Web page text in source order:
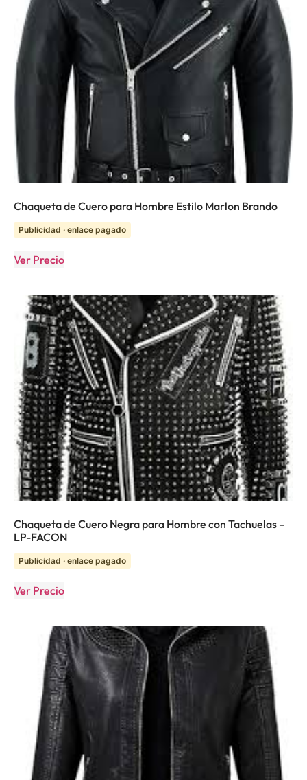
Chaqueta de Cuero para Hombre Estilo Marlon Brando
Publicidad · enlace pagado
Ver Precio
Chaqueta de Cuero Negra para Hombre con Tachuelas –
LP-FACON
Publicidad · enlace pagado
Ver Precio